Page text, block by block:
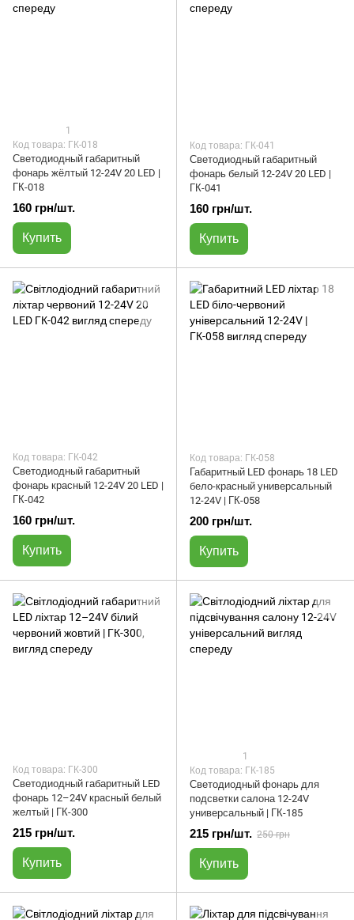
1
Код товара: ГК-018
Светодиодный габаритный
фонарь жёлтый 12-24V 20 LED |
ГК-018
160 грн/шт.
Купить
Код товара: ГК-041
Светодиодный габаритный
фонарь белый 12-24V 20 LED |
ГК-041
160 грн/шт.
Купить
Код товара: ГК-042
Светодиодный габаритный
фонарь красный 12-24V 20 LED |
ГК-042
160 грн/шт.
Купить
Код товара: ГК-058
Габаритный LED фонарь 18 LED
бело-красный универсальный
12-24V | ГК-058
200 грн/шт.
Купить
Код товара: ГК-300
Светодиодный габаритный LED
фонарь 12–24V красный белый
желтый | ГК-300
215 грн/шт.
Купить
1
Код товара: ГК-185
Светодиодный фонарь для
подсветки салона 12-24V
универсальный | ГК-185
215 грн/шт. 250 грн
Купить